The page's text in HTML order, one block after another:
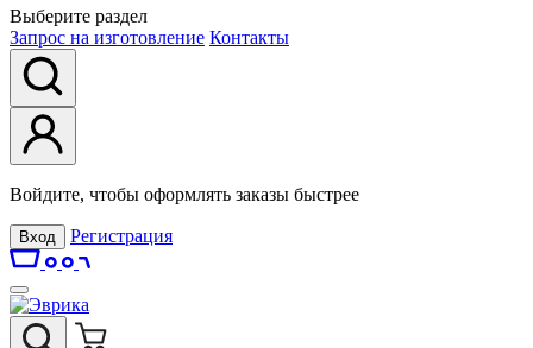
Выберите раздел
Запрос на изготовление Контакты
Войдите, чтобы оформлять заказы быстрее
Вход Регистрация